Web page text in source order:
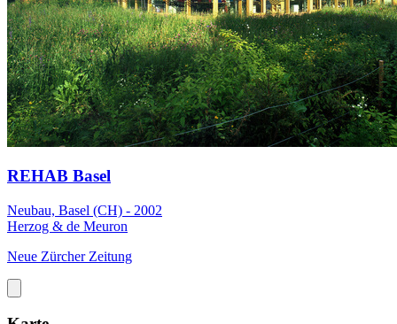
REHAB Basel
Neubau, Basel (CH) - 2002
Herzog & de Meuron
Neue Zürcher Zeitung